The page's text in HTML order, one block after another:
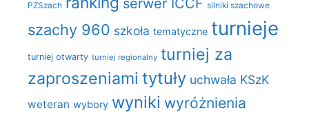
PZSzach serwer ICCF silniki szachowe
szachy 960 szkoła tematyczne turnieje
turniej otwarty turniej regionalny turniej za
zaproszeniami tytuły uchwała KSzK
weteran wybory wyniki wyróżnienia